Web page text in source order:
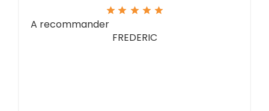
A recommander
FREDERIC